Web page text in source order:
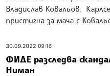
Владислав Ковальов.
пристигна за мача с
30.09.2022 09:16
ФИДЕ разследва
Ниман